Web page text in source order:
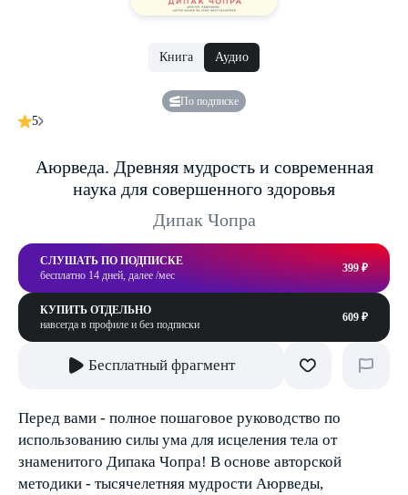
Книга Аудио
По подписке
5
Аюрведа. Древняя мудрость и современная
наука для совершенного здоровья
Дипак Чопра
СЛУШАТЬ ПО ПОДПИСКЕ
бесплатно 14 дней, далее /мес
399 ₽
КУПИТЬ ОТДЕЛЬНО
навсегда в профиле и без подписки
609 ₽
Бесплатный фрагмент
Перед вами - полное пошаговое руководство по
использованию силы ума для исцеления тела от
знаменитого Дипака Чопра! В основе авторской
методики - тысячелетняя мудрости Аюрведы,